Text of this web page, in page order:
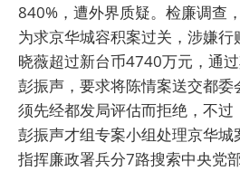
840%，遭外界质疑。检廉调查
为求京华城容积案过关，涉嫌
晓薇超过新台币4740万元，通
彭振声，要求将陈情案送交都
须先经都发局评估而拒绝，不过
彭振声才组专案小组处理京华城
指挥廉政署兵分7路搜索中央党